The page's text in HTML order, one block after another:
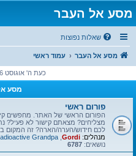
מסע אל העבר
שאלות נפוצות
מסע אל העבר עמוד ראשי
כעת ה' אוגוסט 06, 2026 7:37 am
מסע
פורום ראשי
הפורום הראשי של האתר. מחפשים
מצליחים? מצאתם קישור לא פעיל?
לכם חידוש/הערה/הארה? זה המקום
מנהלים: Gordi
Grandpa
נושאים: 6787